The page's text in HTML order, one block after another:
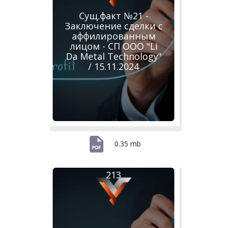
Сущ.факт №21 -
Заключение сделки с
аффилированным
лицом - СП ООО "Li
Da Metal Technology"
/ 15.11.2024
0.35 mb
213